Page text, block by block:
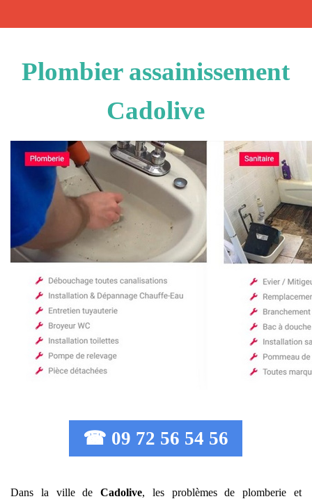
Plombier assainissement
Cadolive
☎ 09 72 56 54 56
Dans la ville de Cadolive, les problèmes de plomberie et